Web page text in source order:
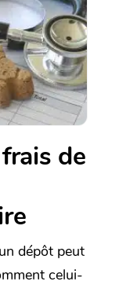
de
dépôt peut
celui-